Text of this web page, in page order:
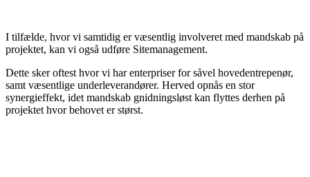
I tilfælde, hvor vi samtidig er væsentlig involveret med mandskab på
projektet, kan vi også udføre Sitemanagement.
Dette sker oftest hvor vi har enterpriser for såvel hovedentrepenør,
samt væsentlige underleverandører. Herved opnås en stor
synergieffekt, idet mandskab gnidningsløst kan flyttes derhen på
projektet hvor behovet er størst.